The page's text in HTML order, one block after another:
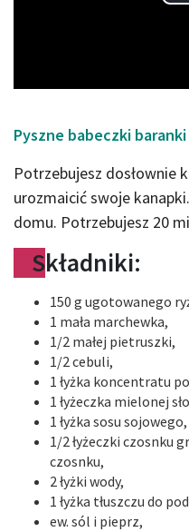
Pyszne babeczki
Potrzebujesz dosłownie
urozmaicić swoje
domu. Potrzebujesz 20
Składniki:
150 g ugotowanego
1 mała marchewka,
1/2 małej pietruszki,
1/2 cebuli,
1 łyżka koncentratu
1 łyżeczka mielonej
1 łyżka sosu sojowego,
1/2 łyżeczki czosnku
czosnku,
2 łyżki wody,
1 łyżka tłuszczu do
ew. sól i pieprz,